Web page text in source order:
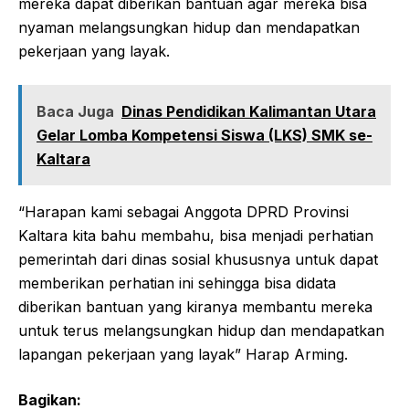
mereka dapat diberikan bantuan agar mereka bisa
nyaman melangsungkan hidup dan mendapatkan
pekerjaan yang layak.
Baca Juga Dinas Pendidikan Kalimantan Utara
Gelar Lomba Kompetensi Siswa (LKS) SMK se-
Kaltara
“Harapan kami sebagai Anggota DPRD Provinsi
Kaltara kita bahu membahu, bisa menjadi perhatian
pemerintah dari dinas sosial khususnya untuk dapat
memberikan perhatian ini sehingga bisa didata
diberikan bantuan yang kiranya membantu mereka
untuk terus melangsungkan hidup dan mendapatkan
lapangan pekerjaan yang layak” Harap Arming.
Bagikan: